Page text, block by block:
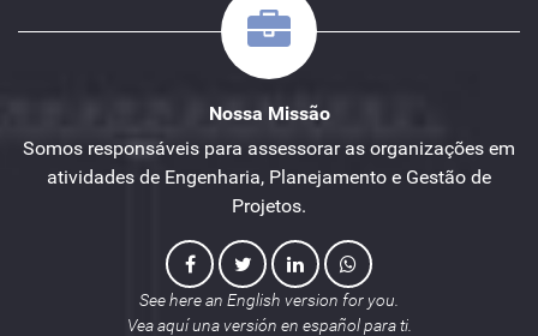
Nossa Missão
Somos responsáveis para assessorar as organizações em
atividades de Engenharia, Planejamento e Gestão de
Projetos.
See here an English version for you.
Vea aquí una versión en español para ti.